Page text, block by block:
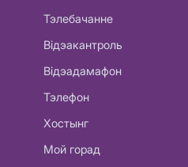
Тэлебачанне
Відэакантроль
Відэадамафон
Тэлефон
Хостынг
Мой горад